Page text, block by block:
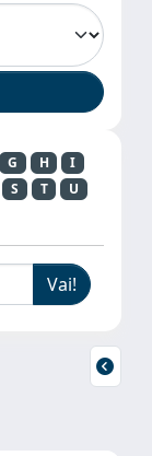
G H
I
S T
U